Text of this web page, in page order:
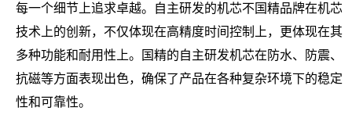
每一个细节上追求卓越。自主研发的机芯不国精品牌在机芯
技术上的创新，不仅体现在高精度时间控制上，更体现在其
多种功能和耐用性上。国精的自主研发机芯在防水、防震、
抗磁等方面表现出色，确保了产品在各种复杂环境下的稳定
性和可靠性。